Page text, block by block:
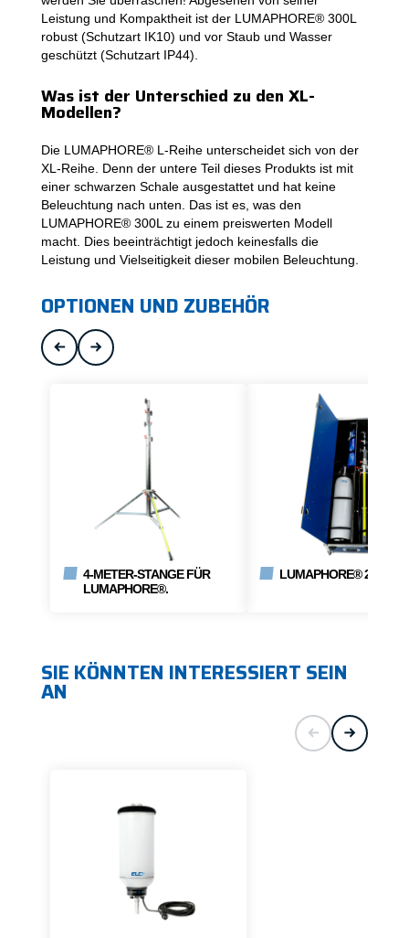
Leistung und Kompaktheit ist der LUMAPHORE® 300L
robust (Schutzart IK10) und vor Staub und Wasser
geschützt (Schutzart IP44).
Was ist der Unterschied zu den XL-
Modellen?
Die LUMAPHORE® L-Reihe unterscheidet sich von der
XL-Reihe. Denn der untere Teil dieses Produkts ist mit
einer schwarzen Schale ausgestattet und hat keine
Beleuchtung nach unten. Das ist es, was den
LUMAPHORE® 300L zu einem preiswerten Modell
macht. Dies beeinträchtigt jedoch keinesfalls die
Leistung und Vielseitigkeit dieser mobilen Beleuchtung.
OPTIONEN UND ZUBEHÖR
4-METER-STANGE FÜR
LUMAPHORE®.
LUMAPHORE® 230V
SIE KÖNNTEN INTERESSIERT SEIN
AN